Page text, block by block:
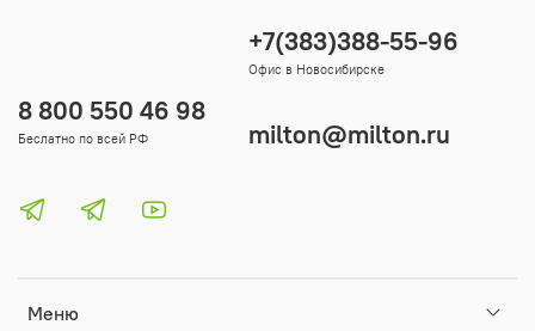
Меню
8 800 550 46 98
Беслатно по всей РФ
+7(383)388-55-96
Офис в Новосибирске
milton@milton.ru